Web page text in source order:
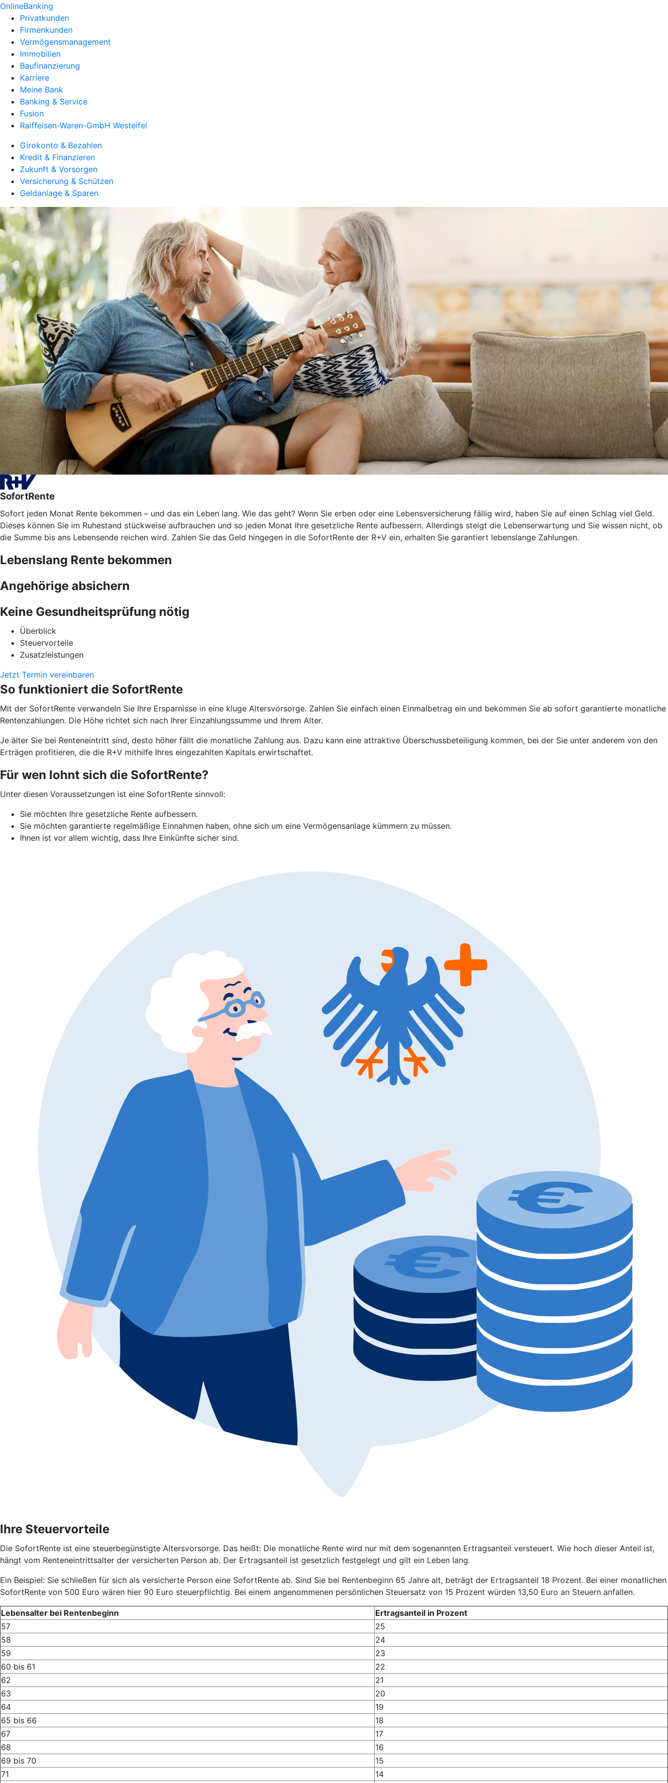
OnlineBanking
Privatkunden
Firmenkunden
Vermögensmanagement
Immobilien
Baufinanzierung
Karriere
Meine Bank
Banking & Service
Fusion
Raiffeisen-Waren-GmbH Westeifel
Girokonto & Bezahlen
Kredit & Finanzieren
Zukunft & Vorsorgen
Versicherung & Schützen
Geldanlage & Sparen
SofortRente
Sofort jeden Monat Rente bekommen – und das ein Leben lang. Wie das geht? Wenn Sie erben oder eine Lebensversicherung fällig wird, haben Sie auf einen Schlag viel Geld.
Dieses können Sie im Ruhestand stückweise aufbrauchen und so jeden Monat Ihre gesetzliche Rente aufbessern. Allerdings steigt die Lebenserwartung und Sie wissen nicht, ob
die Summe bis ans Lebensende reichen wird. Zahlen Sie das Geld hingegen in die SofortRente der R+V ein, erhalten Sie garantiert lebenslange Zahlungen.
Lebenslang Rente bekommen
Angehörige absichern
Keine Gesundheitsprüfung nötig
Überblick
Steuervorteile
Zusatzleistungen
Jetzt Termin vereinbaren
So funktioniert die SofortRente
Mit der SofortRente verwandeln Sie Ihre Ersparnisse in eine kluge Altersvorsorge. Zahlen Sie einfach einen Einmalbetrag ein und bekommen Sie ab sofort garantierte monatliche
Rentenzahlungen. Die Höhe richtet sich nach Ihrer Einzahlungssumme und Ihrem Alter.
Je älter Sie bei Renteneintritt sind, desto höher fällt die monatliche Zahlung aus. Dazu kann eine attraktive Überschussbeteiligung kommen, bei der Sie unter anderem von den
Erträgen profitieren, die die R+V mithilfe Ihres eingezahlten Kapitals erwirtschaftet.
Für wen lohnt sich die SofortRente?
Unter diesen Voraussetzungen ist eine SofortRente sinnvoll:
Sie möchten Ihre gesetzliche Rente aufbessern.
Sie möchten garantierte regelmäßige Einnahmen haben, ohne sich um eine Vermögensanlage kümmern zu müssen.
Ihnen ist vor allem wichtig, dass Ihre Einkünfte sicher sind.
Ihre Steuervorteile
Die SofortRente ist eine steuerbegünstigte Altersvorsorge. Das heißt: Die monatliche Rente wird nur mit dem sogenannten Ertragsanteil versteuert. Wie hoch dieser Anteil ist,
hängt vom Renteneintrittsalter der versicherten Person ab. Der Ertragsanteil ist gesetzlich festgelegt und gilt ein Leben lang.
Ein Beispiel: Sie schließen für sich als versicherte Person eine SofortRente ab. Sind Sie bei Rentenbeginn 65 Jahre alt, beträgt der Ertragsanteil 18 Prozent. Bei einer monatlichen
SofortRente von 500 Euro wären hier 90 Euro steuerpflichtig. Bei einem angenommenen persönlichen Steuersatz von 15 Prozent würden 13,50 Euro an Steuern anfallen.
Lebensalter bei Rentenbeginn
Ertragsanteil in Prozent
57
25
58
24
59
23
60 bis 61
22
62
21
63
20
64
19
65 bis 66
18
67
17
68
16
69 bis 70
15
71
14